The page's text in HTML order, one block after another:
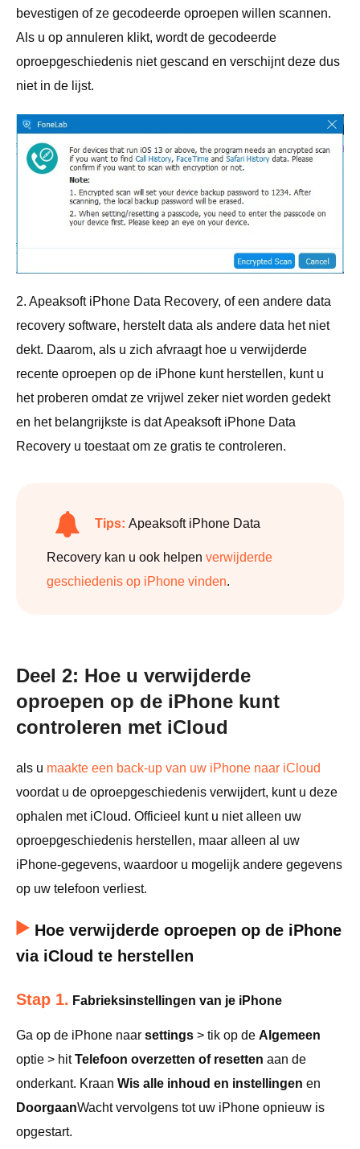
bevestigen of ze gecodeerde oproepen willen scannen.
Als u op annuleren klikt, wordt de gecodeerde
oproepgeschiedenis niet gescand en verschijnt deze dus
niet in de lijst.
2. Apeaksoft iPhone Data Recovery, of een andere data
recovery software, herstelt data als andere data het niet
dekt. ​​Daarom, als u zich afvraagt ​​hoe u verwijderde
recente oproepen op de iPhone kunt herstellen, kunt u
het proberen omdat ze vrijwel zeker niet worden gedekt
en het belangrijkste is dat Apeaksoft iPhone Data
Recovery u toestaat om ze gratis te controleren.
Tips: Apeaksoft iPhone Data
Recovery kan u ook helpen verwijderde
geschiedenis op iPhone vinden.
Deel 2: Hoe u verwijderde
oproepen op de iPhone kunt
controleren met iCloud
als u maakte een back-up van uw iPhone naar iCloud
voordat u de oproepgeschiedenis verwijdert, kunt u deze
ophalen met iCloud. Officieel kunt u niet alleen uw
oproepgeschiedenis herstellen, maar alleen al uw
iPhone-gegevens, waardoor u mogelijk andere gegevens
op uw telefoon verliest.
Hoe verwijderde oproepen op de iPhone
via iCloud te herstellen
Stap 1. Fabrieksinstellingen van je iPhone
Ga op de iPhone naar settings > tik op de Algemeen
optie > hitTelefoon overzetten of resetten aan de
onderkant. Kraan Wis alle inhoud en instellingen en
DoorgaanWacht vervolgens tot uw iPhone opnieuw is
opgestart.